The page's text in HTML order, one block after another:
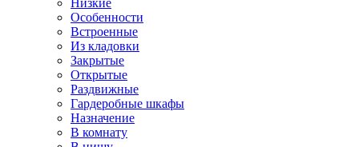
Низкие
Особенности
Встроенные
Из кладовки
Закрытые
Открытые
Раздвижные
Гардеробные шкафы
Назначение
В комнату